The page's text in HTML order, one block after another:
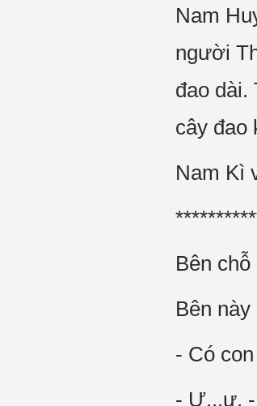
Nam
người
đao dài.
cây đao
Nam Kì
Bên
Bên
- Có
- Ư...ư.